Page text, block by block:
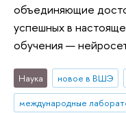
объединяющие
успешных в
обучения —
Наука новое в ВШЭ